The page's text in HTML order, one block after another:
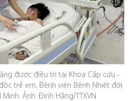
được điều trị tại Khoa Cấp cứu -
trẻ em, Bệnh viện Bệnh Nhiệt đới
Ảnh: Đinh Hằng/TTXVN